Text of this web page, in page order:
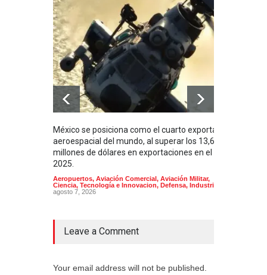
México se posiciona como el cuarto exportador
aeroespacial del mundo, al superar los 13,600
millones de dólares en exportaciones en el
2025.
Aeropuertos, Aviación Comercial, Aviación Militar,
Ciencia, Tecnología e Innovacion, Defensa, Industria
agosto 7, 2026
Leave a Comment
Your email address will not be published.